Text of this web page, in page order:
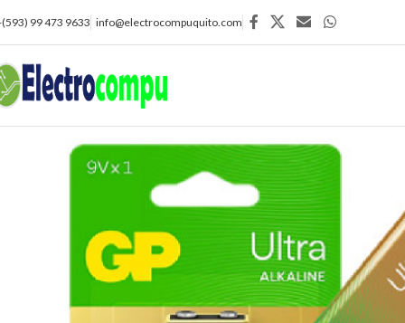
99 473 9633 info@electrocompuquito.com